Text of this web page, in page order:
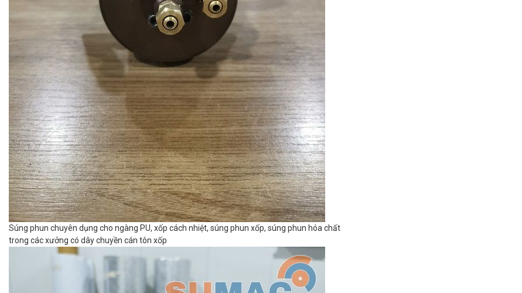
Súng phun chuyên dụng cho ngàng PU, xốp cách nhiệt, súng phun xốp, súng phun hóa chất
trong các xưởng có dây chuyền cán tôn xốp